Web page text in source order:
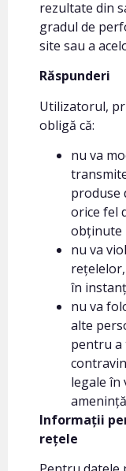
rezultate din
gradul de
site sau a
Răspunderi
Utilizatorul,
obligă că:
nu va
produse
orice fel
obținute
nu va
în
nu va
alte
pentru a
legale în
Informații
rețele